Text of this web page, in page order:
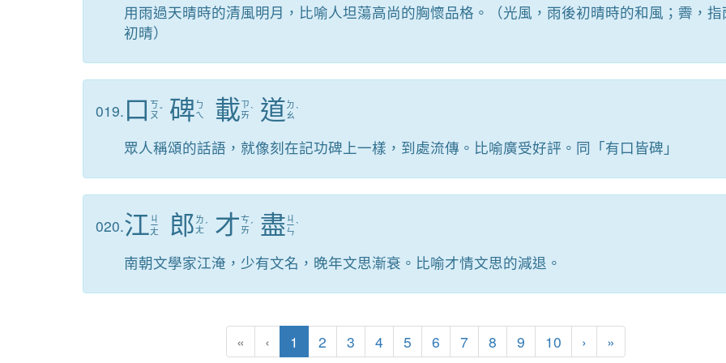
用雨過天晴時的清風明月，比喻人坦蕩高尚的胸懷品格。（光風，雨後初晴時的和風；霽，指
初晴）
019. 口 ㄎ
ㄡˇ 碑 ㄅ
ㄟ
載ㄗ
ㄞˋ 道 ㄉ
ㄠˋ
眾人稱頌的話語，就像刻在記功碑上一樣，到處流傳。比喻廣受好評。同「有口皆碑」
020.江 ㄐ
ㄧ
ㄤ 郎 ㄌ
ㄤ ˊ 才ㄘ
ㄞ ˊ 盡 ㄐ
ㄧ
ㄣ
ˋ
南朝文學家江淹，少有文名，晚年文思漸衰。比喻才情文思的減退。
« ‹ 1 (current)
2 3 4 5 6 7 8 9 10 › »